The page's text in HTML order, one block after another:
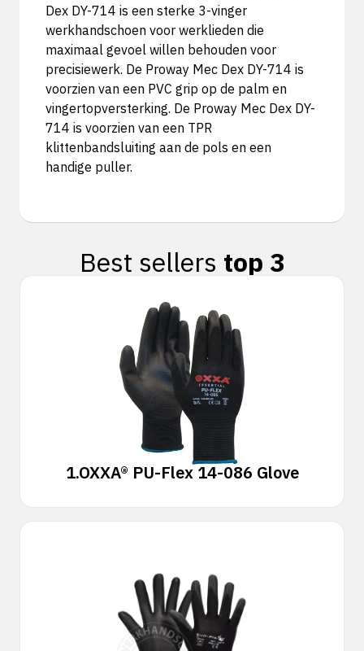
Dex DY-714 is een sterke 3-vinger
werkhandschoen voor werklieden die
maximaal gevoel willen behouden voor
precisiewerk. De Proway Mec Dex DY-714 is
voorzien van een PVC grip op de palm en
vingertopversterking. De Proway Mec Dex DY-
714 is voorzien van een TPR
klittenbandsluiting aan de pols en een
handige puller.
Best sellers top 3
1.OXXA® PU-Flex 14-086 Glove